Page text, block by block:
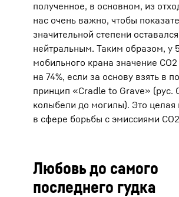
полученное, в основном, из
нас очень важно, чтобы
значительной степени оставался
нейтральным. Таким образом, у
мобильного крана значение
на 74%, если за основу взять в
принцип «Cradle to Grave» (рус.
колыбели до могилы). Это целая
в сфере борьбы с эмиссиями
Любовь до самого
последнего гудка